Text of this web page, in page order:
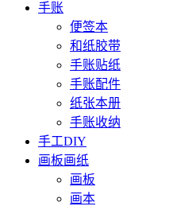
手账
便签本
和纸胶带
手账贴纸
手账配件
纸张本册
手账收纳
手工DIY
画板画纸
画板
画本